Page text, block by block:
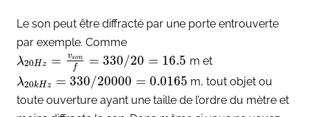
Le son peut être diffracté par une porte entrouverte
par exemple. Comme
λ20Hz = vson
f = 330/20 = 16.5 m et
λ20kHz = 330/20000 = 0.0165 m, tout objet ou
toute ouverture ayant une taille de l’ordre du mètre et